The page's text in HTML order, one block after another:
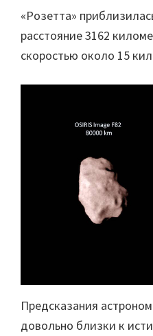
«Розетта»
расстояние 3162
скоростью около 15
Предсказания
довольно близки к